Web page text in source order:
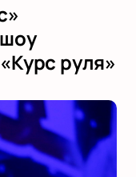
руля»